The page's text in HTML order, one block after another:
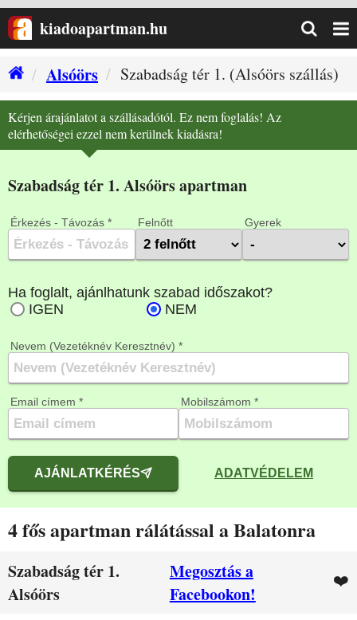
kiadoapartman.hu
Alsóörs
Szabadság tér 1. (Alsóörs szállás)
Kérjen árajánlatot a szállásadótól. Ez nem foglalás! Az
elérhetőségei ezzel nem kerülnek kiadásra!
Szabadság tér 1. Alsóörs apartman
Érkezés - Távozás * Felnőtt Gyerek
Nevem (Vezetéknév Keresztnév) *
Email címem * Mobilszámom *
AJÁNLATKÉRÉS ADATVÉDELEM
4 fős apartman rálátással a Balatonra
Szabadság tér 1.
Alsóörs
Megosztás a
Facebookon!
❤️